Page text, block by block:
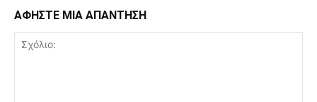
ΑΦΗΣΤΕ ΜΙΑ ΑΠΑΝΤΗΣΗ